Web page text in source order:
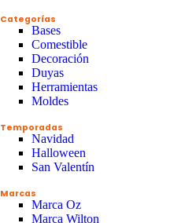
Categorías
Bases
Comestible
Decoración
Duyas
Herramientas
Moldes
Temporadas
Navidad
Halloween
San Valentín
Marcas
Marca Oz
Marca Wilton